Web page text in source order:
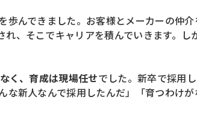
んできました。お客様とメーカーの仲
、そこでキャリアを積んでいきます。し
く、育成は現場任せでした。新卒で採用
新人なんで採用したんだ」「育つわけ